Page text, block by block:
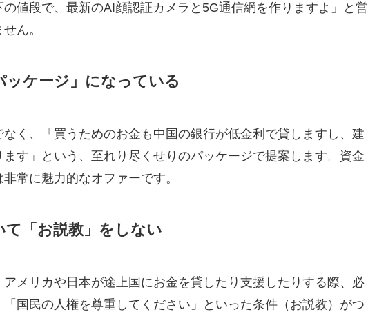
値段で、最新のAI顔認証カメラと5G通信網を作りますよ」と営
ん。
ッケージ」になっている
く、「買うためのお金も中国の銀行が低金利で貸しますし、建
す」という、至れり尽くせりのパッケージで提案します。資金
常に魅力的なオファーです。
て「お説教」をしない
メリカや日本が途上国にお金を貸したり支援したりする際、必
国民の人権を尊重してください」といった条件（お説教）がつ